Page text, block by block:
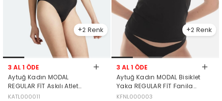
2
3 AL 1 ÖDE
Aytuğ Kadın MODAL
REGULAR FİT Askılı Atlet
Siyah
KATL000011
2
3 AL 1 ÖDE
Aytuğ Kadın MODAL Bisiklet
Yaka REGULAR FİT Fanila
Siyah
KFNL000003